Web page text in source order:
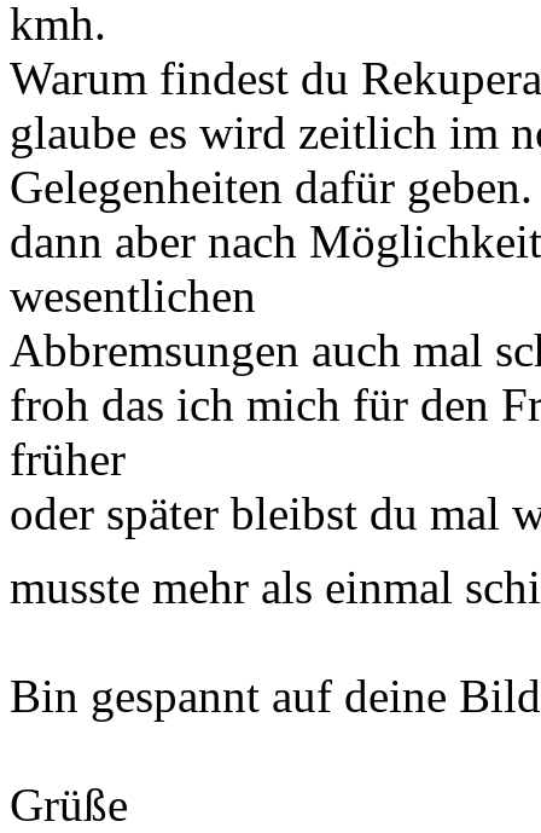
kmh.
Warum findest du
glaube es wird zeitlich im
Gelegenheiten dafür
dann aber nach
wesentlichen
Abbremsungen auch mal
froh das ich mich für den
früher
oder später bleibst du mal
musste mehr als einmal
Bin gespannt auf deine
Grüße